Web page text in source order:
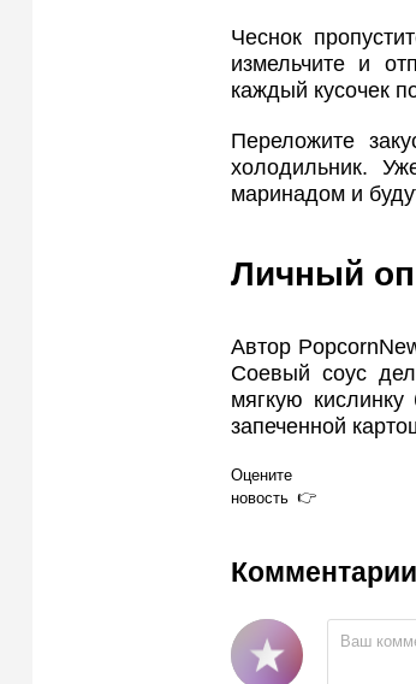
Чеснок
измельчите и
каждый кусочек
Переложите
холодильник.
маринадом и
Личный
Автор
Соевый соус
мягкую кислинку
запеченной
Оцените
новость
Комментарии